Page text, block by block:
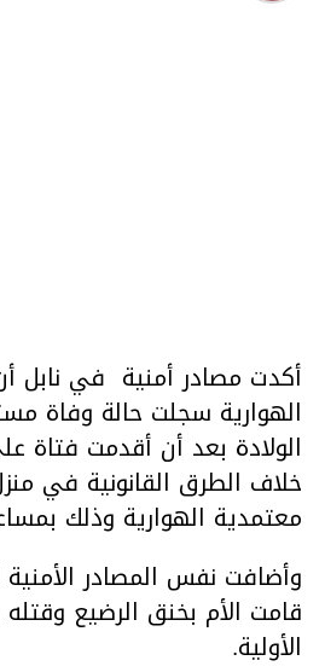
أكدت مصادر أمنية في نابل
الهوارية سجلت حالة وفاة
الولادة بعد أن أقدمت
خلاف الطرق القانونية في
معتمدية الهوارية وذلك
وأضافت نفس المصادر الأمنية
قامت الأم بخنق الرضيع
الأولية.